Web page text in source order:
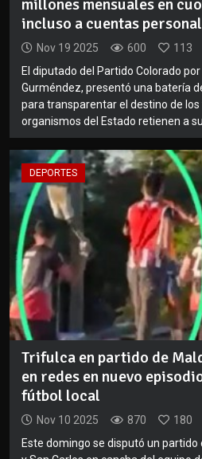
millones mensuales en
incluso a cuentas
Nov 19 2025 600
113
El diputado del Partido Colorado
Gurméndez, presentó una batería
para transparentar el destino de
organismos del Estado retienen a
DEPORTES
Trifulca en partido de
en redes en nuevo
fútbol local
Nov 10 2025 870
180
Este domingo se disputó un